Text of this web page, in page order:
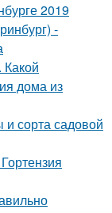
2019
-
Какой
дома из
сорта садовой